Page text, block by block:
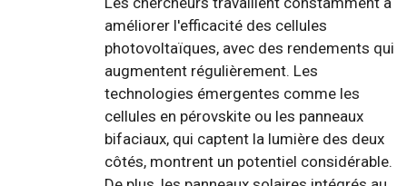
améliorer l'efficacité des cellules
photovoltaïques, avec des rendements qui
augmentent régulièrement. Les
technologies émergentes comme les
cellules en pérovskite ou les panneaux
bifaciaux, qui captent la lumière des deux
côtés, montrent un potentiel considérable.